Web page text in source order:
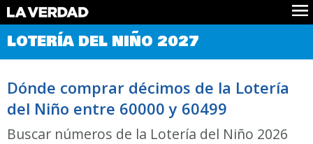
Comprobar Loteria del Niño
Premios
Noticias
Datos
Historia
LOTERÍA DEL NIÑO 2027
Dónde comprar décimos de la Lotería
del Niño entre 60000 y 60499
Buscar números de la Lotería del Niño 2026